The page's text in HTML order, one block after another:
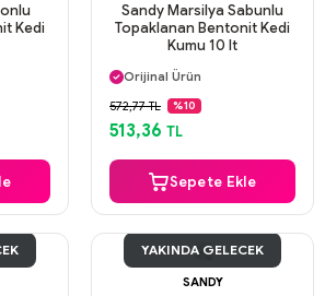
Kedi
Sandy Marsilya Sabunlu
Topaklanan Bentonit Kedi
Kumu 10 lt
Aynı Gün Kargo
Orijinal Ürün
Güvenli Ödeme
Aynı Gün Kargo
572,77 TL %10
513,36 TL
Sepete Ekle
YAKINDA GELECEK
SANDY